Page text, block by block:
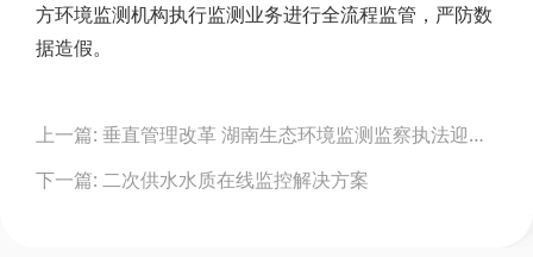
方环境监测机构执行监测业务进行全流程监管，严防数
据造假。
navigation
上一篇: 垂直管理改革 湖南生态环境监测监察执法迎来新变化
下一篇: 二次供水水质在线监控解决方案